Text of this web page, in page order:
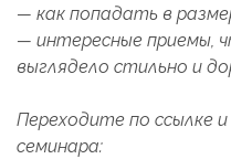
— как попадать в
— интересные приемы,
выглядело стильно и
Переходите по ссылке
семинара: